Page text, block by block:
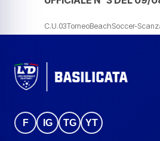
C.U.03TorneoBeachSoccer-
F IG TG YT